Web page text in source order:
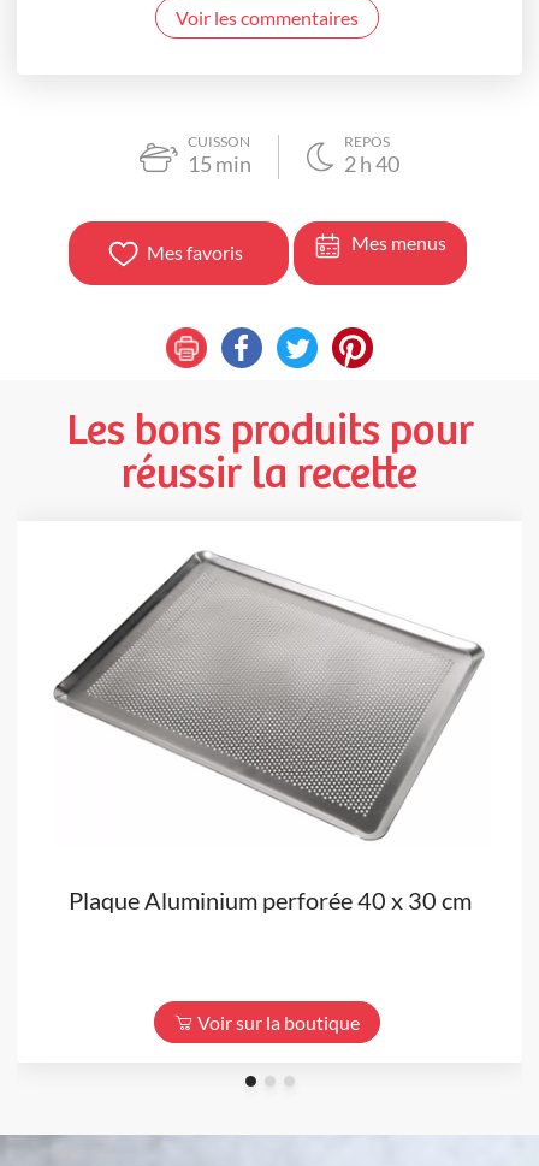
Voir les commentaires
CUISSON
15 min
REPOS
2h40
Mes favoris Mes menus
Les bons produits pour
réussir la recette
Plaque Aluminium perforée 40 x 30 cm
Voir sur la boutique